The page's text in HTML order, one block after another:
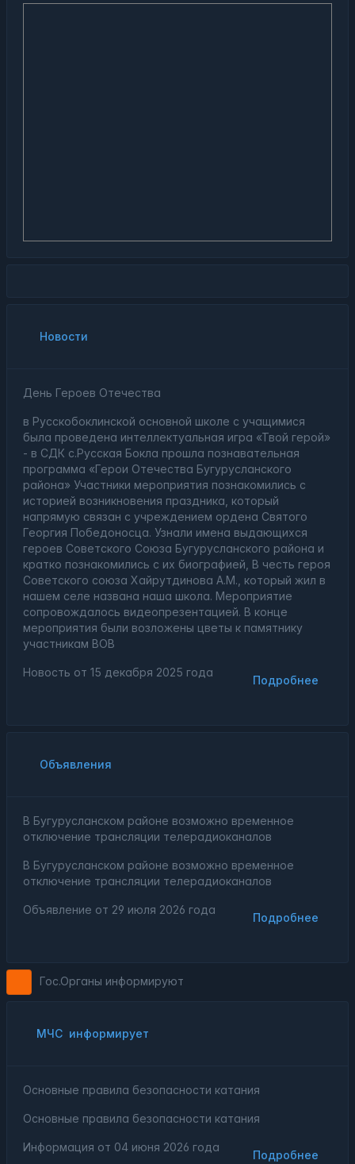
Новости
День Героев Отечества
в Русскобоклинской основной школе с учащимися
была проведена интеллектуальная игра «Твой герой»
- в СДК с.Русская Бокла прошла познавательная
программа «Герои Отечества Бугурусланского
района» Участники мероприятия познакомились с
историей возникновения праздника, который
напрямую связан с учреждением ордена Святого
Георгия Победоносца. Узнали имена выдающихся
героев Советского Союза Бугурусланского района и
кратко познакомились с их биографией, В честь героя
Советского союза Хайрутдинова А.М., который жил в
нашем селе названа наша школа. Мероприятие
сопровождалось видеопрезентацией. В конце
мероприятия были возложены цветы к памятнику
участникам ВОВ
Подробнее
Новость от 15 декабря 2025 года
Объявления
В Бугурусланском районе возможно временное
отключение трансляции телерадиоканалов
В Бугурусланском районе возможно временное
отключение трансляции телерадиоканалов
Подробнее
Объявление от 29 июля 2026 года
Гос.Органы информируют
МЧС информирует
Основные правила безопасности катания
Основные правила безопасности катания
Подробнее
Информация от 04 июня 2026 года